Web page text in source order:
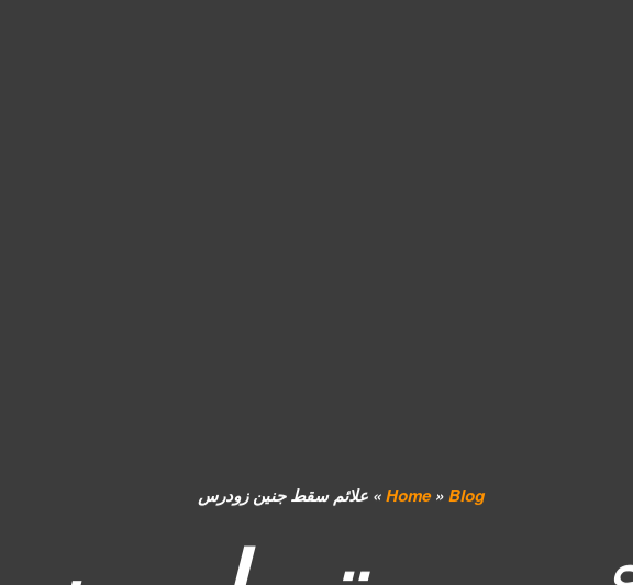
Home»Blog
»علائم سقط جنین زودرس